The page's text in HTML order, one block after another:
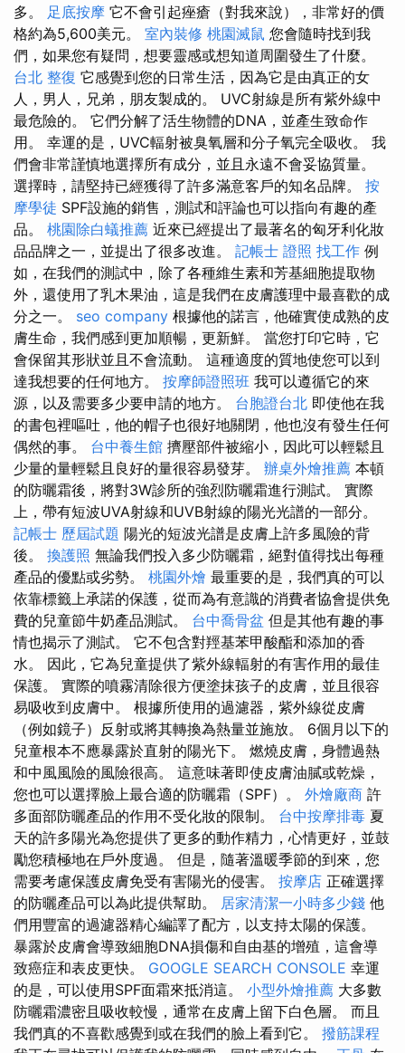
多。 足底按摩 它不會引起痤瘡（對我來說），非常好的價
格約為5,600美元。 室內裝修 桃園滅鼠 您會隨時找到我
們，如果您有疑問，想要靈感或想知道周圍發生了什麼。
台北 整復 它感覺到您的日常生活，因為它是由真正的女
人，男人，兄弟，朋友製成的。 UVC射線是所有紫外線中
最危險的。 它們分解了活生物體的DNA，並產生致命作
用。 幸運的是，UVC輻射被臭氧層和分子氧完全吸收。 我
們會非常謹慎地選擇所有成分，並且永遠不會妥協質量。
選擇時，請堅持已經獲得了許多滿意客戶的知名品牌。 按
摩學徒 SPF設施的銷售，測試和評論也可以指向有趣的產
品。 桃園除白蟻推薦 近來已經提出了最著名的匈牙利化妝
品品牌之一，並提出了很多改進。 記帳士 證照 找工作 例
如，在我們的測試中，除了各種維生素和芳基細胞提取物
外，還使用了乳木果油，這是我們在皮膚護理中最喜歡的成
分之一。 seo company 根據他的諾言，他確實使成熟的皮
膚生命，我們感到更加順暢，更新鮮。 當您打印它時，它
會保留其形狀並且不會流動。 這種適度的質地使您可以到
達我想要的任何地方。 按摩師證照班 我可以遵循它的來
源，以及需要多少要申請的地方。 台胞證台北 即使他在我
的書包裡嘔吐，他的帽子也很好地關閉，他也沒有發生任何
偶然的事。 台中養生館 擠壓部件被縮小，因此可以輕鬆且
少量的量輕鬆且良好的量很容易發芽。 辦桌外燴推薦 本頓
的防曬霜後，將對3W診所的強烈防曬霜進行測試。 實際
上，帶有短波UVA射線和UVB射線的陽光光譜的一部分。
記帳士 歷屆試題 陽光的短波光譜是皮膚上許多風險的背
後。 換護照 無論我們投入多少防曬霜，絕對值得找出每種
產品的優點或劣勢。 桃園外燴 最重要的是，我們真的可以
依靠標籤上承諾的保護，從而為有意識的消費者協會提供免
費的兒童節牛奶產品測試。 台中喬骨盆 但是其他有趣的事
情也揭示了測試。 它不包含對羥基苯甲酸酯和添加的香
水。 因此，它為兒童提供了紫外線輻射的有害作用的最佳
保護。 實際的噴霧清除很方便塗抹孩子的皮膚，並且很容
易吸收到皮膚中。 根據所使用的過濾器，紫外線從皮膚
（例如鏡子）反射或將其轉換為熱量並施放。 6個月以下的
兒童根本不應暴露於直射的陽光下。 燃燒皮膚，身體過熱
和中風風險的風險很高。 這意味著即使皮膚油膩或乾燥，
您也可以選擇臉上最合適的防曬霜（SPF）。 外燴廠商 許
多面部防曬產品的作用不受化妝的限制。 台中按摩排毒 夏
天的許多陽光為您提供了更多的動作精力，心情更好，並鼓
勵您積極地在戶外度過。 但是，隨著溫暖季節的到來，您
需要考慮保護皮膚免受有害陽光的侵害。 按摩店 正確選擇
的防曬產品可以為此提供幫助。 居家清潔一小時多少錢 他
們用豐富的過濾器精心編譯了配方，以支持太陽的保護。
暴露於皮膚會導致細胞DNA損傷和自由基的增殖，這會導
致癌症和表皮更快。 GOOGLE SEARCH CONSOLE 幸運
的是，可以使用SPF面霜來抵消這。 小型外燴推薦 大多數
防曬霜濃密且吸收較慢，通常在皮膚上留下白色層。 而且
我們真的不喜歡感覺到或在我們的臉上看到它。 撥筋課程